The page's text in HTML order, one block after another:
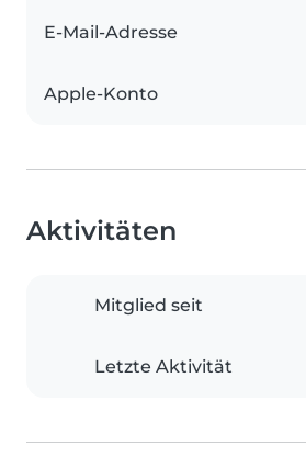
E-Mail-Adresse
Apple-Konto
Aktivitäten
Mitglied seit
Letzte Aktivität